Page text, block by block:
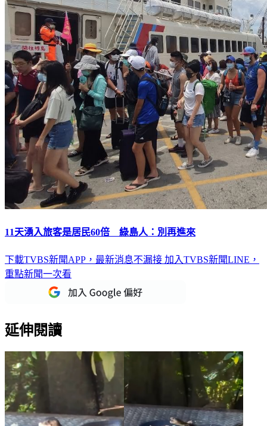
11天湧入旅客是居民60倍 綠島人：別再進來
下載TVBS新聞APP，最新消息不漏接 加入TVBS新聞LINE，
重點新聞一次看
延伸閱讀